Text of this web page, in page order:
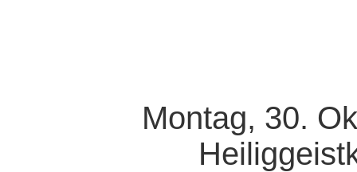
Montag, 30.